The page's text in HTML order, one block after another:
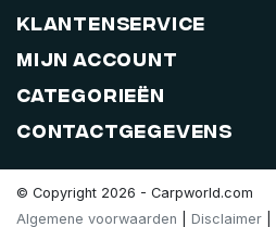
Klantenservice
Mijn account
Categorieën
Contactgegevens
© Copyright 2026 - Carpworld.com
Algemene voorwaarden
Disclaimer